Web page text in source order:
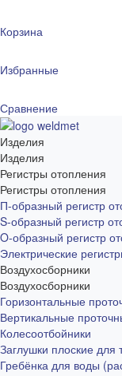
Корзина
Избранные
Сравнение
Изделия
Изделия
Регистры отопления
Регистры отопления
П-образный регистр
S-образный регистр
O-образный регистр
Электрические
Воздухосборники
Воздухосборники
Горизонтальные
Вертикальные
Колесоотбойники
Заглушки плоские для
Гребёнка для воды